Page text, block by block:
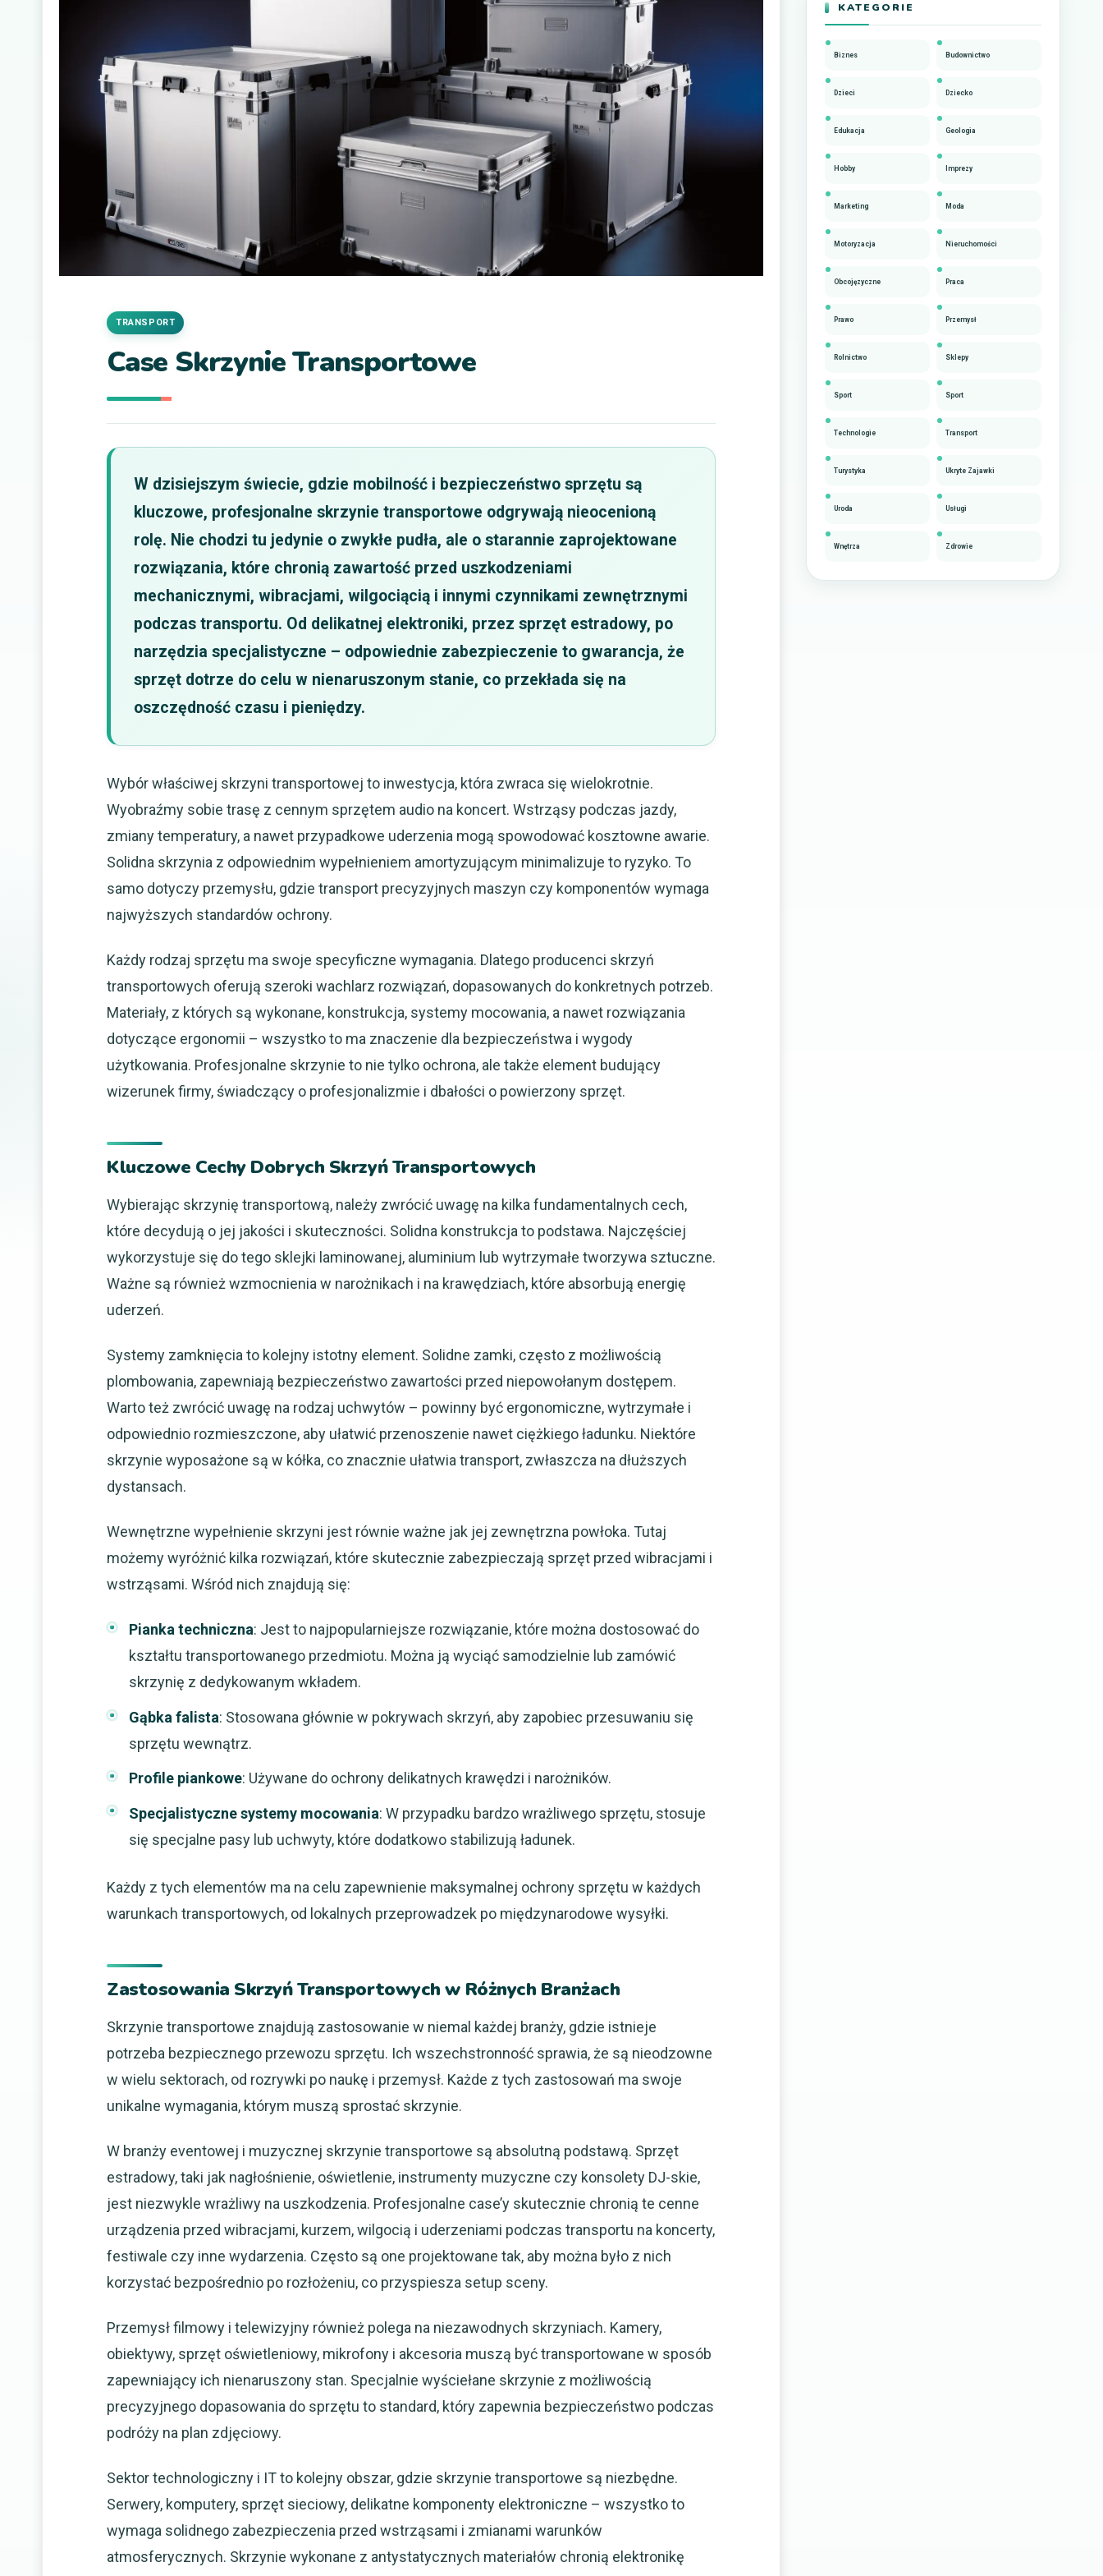
Case Skrzynie Transportowe
TRANSPORT
W dzisiejszym świecie, gdzie mobilność i bezpieczeństwo sprzętu są
kluczowe, profesjonalne skrzynie transportowe odgrywają nieocenioną
rolę. Nie chodzi tu jedynie o zwykłe pudła, ale o starannie zaprojektowane
rozwiązania, które chronią zawartość przed uszkodzeniami
mechanicznymi, wibracjami, wilgociącią i innymi czynnikami zewnętrznymi
podczas transportu. Od delikatnej elektroniki, przez sprzęt estradowy, po
narzędzia specjalistyczne – odpowiednie zabezpieczenie to gwarancja, że
sprzęt dotrze do celu w nienaruszonym stanie, co przekłada się na
oszczędność czasu i pieniędzy.
Wybór właściwej skrzyni transportowej to inwestycja, która zwraca się wielokrotnie.
Wyobraźmy sobie trasę z cennym sprzętem audio na koncert. Wstrząsy podczas jazdy,
zmiany temperatury, a nawet przypadkowe uderzenia mogą spowodować kosztowne awarie.
Solidna skrzynia z odpowiednim wypełnieniem amortyzującym minimalizuje to ryzyko. To
samo dotyczy przemysłu, gdzie transport precyzyjnych maszyn czy komponentów wymaga
najwyższych standardów ochrony.
Każdy rodzaj sprzętu ma swoje specyficzne wymagania. Dlatego producenci skrzyń
transportowych oferują szeroki wachlarz rozwiązań, dopasowanych do konkretnych potrzeb.
Materiały, z których są wykonane, konstrukcja, systemy mocowania, a nawet rozwiązania
dotyczące ergonomii – wszystko to ma znaczenie dla bezpieczeństwa i wygody
użytkowania. Profesjonalne skrzynie to nie tylko ochrona, ale także element budujący
wizerunek firmy, świadczący o profesjonalizmie i dbałości o powierzony sprzęt.
Kluczowe Cechy Dobrych Skrzyń Transportowych
Wybierając skrzynię transportową, należy zwrócić uwagę na kilka fundamentalnych cech,
które decydują o jej jakości i skuteczności. Solidna konstrukcja to podstawa. Najczęściej
wykorzystuje się do tego sklejki laminowanej, aluminium lub wytrzymałe tworzywa sztuczne.
Ważne są również wzmocnienia w narożnikach i na krawędziach, które absorbują energię
uderzeń.
Systemy zamknięcia to kolejny istotny element. Solidne zamki, często z możliwością
plombowania, zapewniają bezpieczeństwo zawartości przed niepowołanym dostępem.
Warto też zwrócić uwagę na rodzaj uchwytów – powinny być ergonomiczne, wytrzymałe i
odpowiednio rozmieszczone, aby ułatwić przenoszenie nawet ciężkiego ładunku. Niektóre
skrzynie wyposażone są w kółka, co znacznie ułatwia transport, zwłaszcza na dłuższych
dystansach.
Wewnętrzne wypełnienie skrzyni jest równie ważne jak jej zewnętrzna powłoka. Tutaj
możemy wyróżnić kilka rozwiązań, które skutecznie zabezpieczają sprzęt przed wibracjami i
wstrząsami. Wśród nich znajdują się:
Pianka techniczna: Jest to najpopularniejsze rozwiązanie, które można dostosować do
kształtu transportowanego przedmiotu. Można ją wyciąć samodzielnie lub zamówić
skrzynię z dedykowanym wkładem.
Gąbka falista: Stosowana głównie w pokrywach skrzyń, aby zapobiec przesuwaniu się
sprzętu wewnątrz.
Profile piankowe: Używane do ochrony delikatnych krawędzi i narożników.
Specjalistyczne systemy mocowania: W przypadku bardzo wrażliwego sprzętu, stosuje
się specjalne pasy lub uchwyty, które dodatkowo stabilizują ładunek.
Każdy z tych elementów ma na celu zapewnienie maksymalnej ochrony sprzętu w każdych
warunkach transportowych, od lokalnych przeprowadzek po międzynarodowe wysyłki.
Zastosowania Skrzyń Transportowych w Różnych Branżach
Skrzynie transportowe znajdują zastosowanie w niemal każdej branży, gdzie istnieje
potrzeba bezpiecznego przewozu sprzętu. Ich wszechstronność sprawia, że są nieodzowne
w wielu sektorach, od rozrywki po naukę i przemysł. Każde z tych zastosowań ma swoje
unikalne wymagania, którym muszą sprostać skrzynie.
W branży eventowej i muzycznej skrzynie transportowe są absolutną podstawą. Sprzęt
estradowy, taki jak nagłośnienie, oświetlenie, instrumenty muzyczne czy konsolety DJ-skie,
jest niezwykle wrażliwy na uszkodzenia. Profesjonalne case’y skutecznie chronią te cenne
urządzenia przed wibracjami, kurzem, wilgocią i uderzeniami podczas transportu na koncerty,
festiwale czy inne wydarzenia. Często są one projektowane tak, aby można było z nich
korzystać bezpośrednio po rozłożeniu, co przyspiesza setup sceny.
Przemysł filmowy i telewizyjny również polega na niezawodnych skrzyniach. Kamery,
obiektywy, sprzęt oświetleniowy, mikrofony i akcesoria muszą być transportowane w sposób
zapewniający ich nienaruszony stan. Specjalnie wyściełane skrzynie z możliwością
precyzyjnego dopasowania do sprzętu to standard, który zapewnia bezpieczeństwo podczas
podróży na plan zdjęciowy.
Sektor technologiczny i IT to kolejny obszar, gdzie skrzynie transportowe są niezbędne.
Serwery, komputery, sprzęt sieciowy, delikatne komponenty elektroniczne – wszystko to
wymaga solidnego zabezpieczenia przed wstrząsami i zmianami warunków
atmosferycznych. Skrzynie wykonane z antystatycznych materiałów chronią elektronikę
KATEGORIE
Biznes Budownictwo
Dzieci Dziecko
Edukacja Geologia
Hobby Imprezy
Marketing Moda
Motoryzacja Nieruchomości
Obcojęzyczne Praca
Prawo Przemysł
Rolnictwo Sklepy
Sport Sport
Technologie Transport
Turystyka Ukryte Zajawki
Uroda Usługi
Wnętrza Zdrowie